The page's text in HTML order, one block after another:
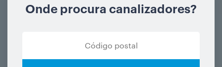
Onde procura canalizadores?